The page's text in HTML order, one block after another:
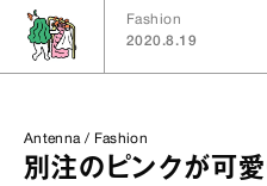
Fashion
2020.8.19
Antenna / Fashion
別注のピンクが可